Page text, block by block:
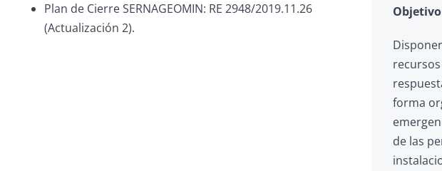
Plan de Cierre SERNAGEOMIN: RE 2948/2019.11.26
(Actualización 2).
forma
de las